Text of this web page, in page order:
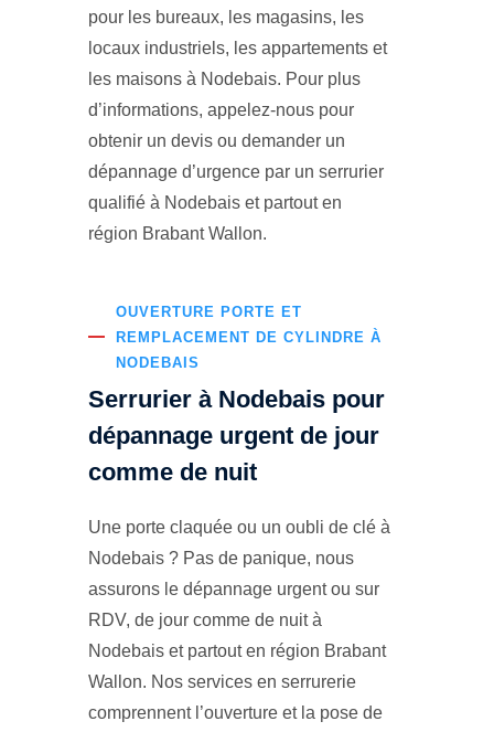
pour les bureaux, les magasins, les
locaux industriels, les appartements et
les maisons à Nodebais. Pour plus
d’informations, appelez-nous pour
obtenir un devis ou demander un
dépannage d’urgence par un serrurier
qualifié à Nodebais et partout en
région Brabant Wallon.
OUVERTURE PORTE ET
REMPLACEMENT DE CYLINDRE À
NODEBAIS
Serrurier à Nodebais pour
dépannage urgent de jour
comme de nuit
Une porte claquée ou un oubli de clé à
Nodebais ? Pas de panique, nous
assurons le dépannage urgent ou sur
RDV, de jour comme de nuit à
Nodebais et partout en région Brabant
Wallon. Nos services en serrurerie
comprennent l’ouverture et la pose de